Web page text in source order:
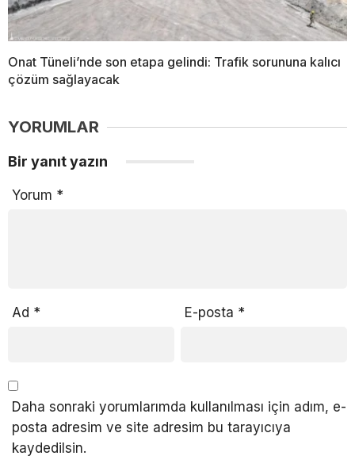
Onat Tüneli’nde son etapa gelindi: Trafik sorununa kalıcı
çözüm sağlayacak
YORUMLAR
Bir yanıt yazın
Yorum *
Ad * E-posta *
Daha sonraki yorumlarımda kullanılması için adım, e-
posta adresim ve site adresim bu tarayıcıya
kaydedilsin.